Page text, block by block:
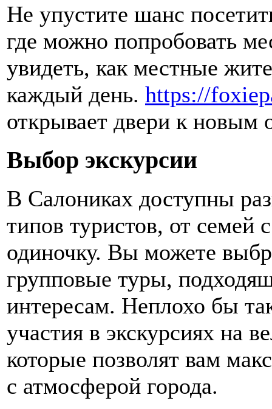
Не упустите шанс
где можно попробовать
увидеть, как местные
каждый день. https://
открывает двери к новым
Выбор экскурсии
В Салониках доступны
типов туристов, от
одиночку. Вы можете
групповые туры,
интересам. Неплохо бы
участия в экскурсиях на
которые позволят вам
с атмосферой города.